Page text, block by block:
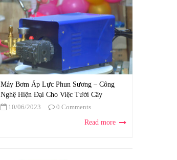
Máy Bơm Áp Lực Phun Sương – Công
Nghệ Hiện Đại Cho Việc Tưới Cây
10/06/2023
0 Comments
Read more